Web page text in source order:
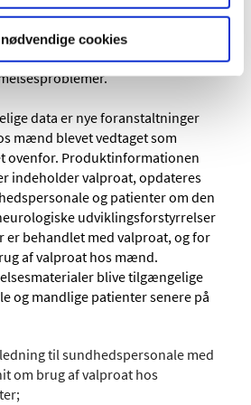
cookies
40% oplever forsinkelser i deres
senere tale og gang, lavere
sprogfærdigheder (tale og
data er nye foranstaltninger
mænd blevet vedtaget som
ovenfor. Produktinformationen
indeholder valproat, opdateres
og patienter om den
udviklingsforstyrrelser
behandlet med valproat, og for
af valproat hos mænd.
blive tilgængelige
og mandlige patienter senere på
til sundhedspersonale med
om brug af valproat hos